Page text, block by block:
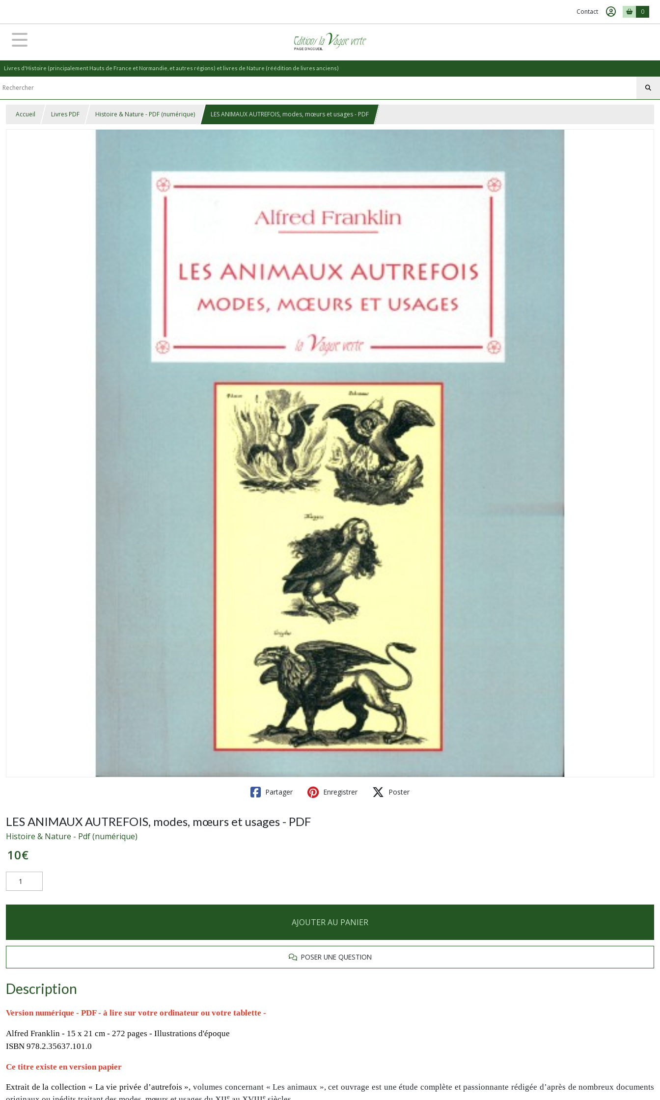
Contact 0
Livres d'Histoire (principalement Hauts de France et Normandie, et autres régions) et livres de Nature (réédition de livres anciens)
Accueil Livres PDF Histoire & Nature - PDF (numérique) LES ANIMAUX AUTREFOIS, modes, mœurs et usages - PDF
Partager Enregistrer Poster
LES ANIMAUX AUTREFOIS, modes, mœurs et usages - PDF
Histoire & Nature - Pdf (numérique)
10€
AJOUTER AU PANIER
POSER UNE QUESTION
Description
Version numérique - PDF - à lire sur votre ordinateur ou votre tablette -
Alfred Franklin - 15 x 21 cm - 272 pages - Illustrations d'époque
ISBN 978.2.35637.101.0
Ce titre existe enversion papier
Extrait de la collection « La vie privée d’autrefois »,volumes concernant « Les animaux », cet ouvrage est une étude complète et passionnante rédigée d’après de nombreux documents
e e